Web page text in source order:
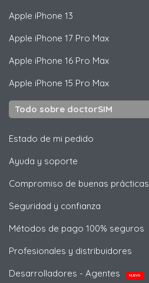
Apple iPhone 13
Apple iPhone 17 Pro Max
Apple iPhone 16 Pro Max
Apple iPhone 15 Pro Max
Todo sobre doctorSIM
Estado de mi pedido
Ayuda y soporte
Compromiso de buenas prácticas
Seguridad y confianza
Métodos de pago 100% seguros
Profesionales y distribuidores
Desarrolladores - Agentes
NUEVO